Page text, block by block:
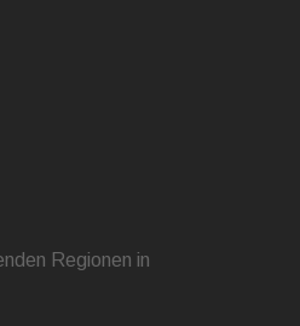
Regionen in